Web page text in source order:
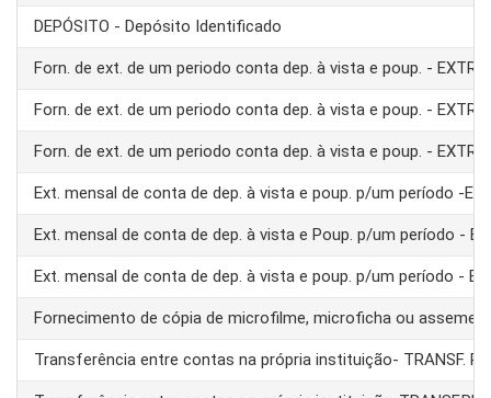
DEPÓSITO - Depósito Identificado
Forn. de ext. de um periodo conta dep. à vista e poup. -
Forn. de ext. de um periodo conta dep. à vista e poup. -
Forn. de ext. de um periodo conta dep. à vista e poup. -
Ext. mensal de conta de dep. à vista e poup. p/um período -
Ext. mensal de conta de dep. à vista e Poup. p/um período -
Ext. mensal de conta de dep. à vista e poup. p/um período -
Fornecimento de cópia de microfilme, microficha ou
Transferência entre contas na própria instituição- TRANSF.